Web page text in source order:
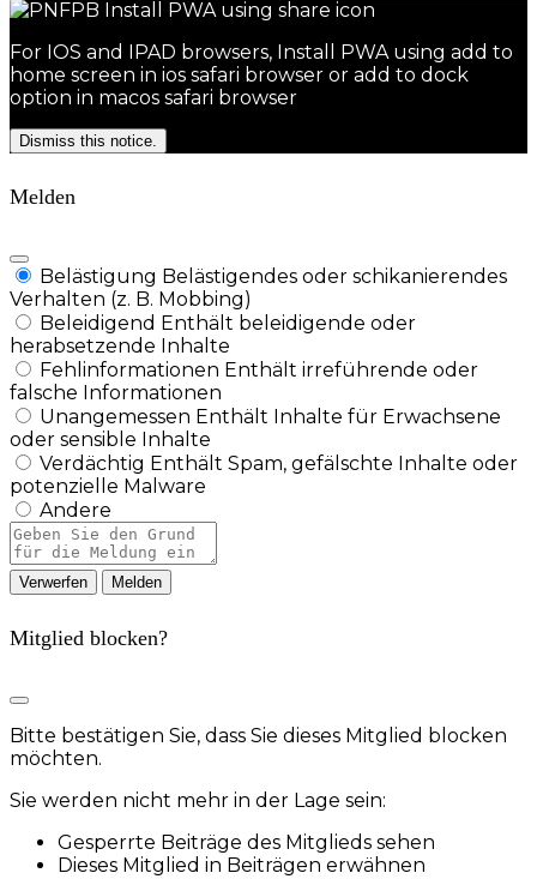
For IOS and IPAD browsers, Install PWA using add to
home screen in ios safari browser or add to dock
option in macos safari browser
Dismiss this notice.
Melden
Belästigung Belästigendes oder schikanierendes
Verhalten (z. B. Mobbing)
Beleidigend Enthält beleidigende oder
herabsetzende Inhalte
Fehlinformationen Enthält irreführende oder
falsche Informationen
Unangemessen Enthält Inhalte für Erwachsene
oder sensible Inhalte
Verdächtig Enthält Spam, gefälschte Inhalte oder
potenzielle Malware
Andere
Berichtsnotiz
Melden
Mitglied blocken?
Bitte bestätigen Sie, dass Sie dieses Mitglied blocken
möchten.
Sie werden nicht mehr in der Lage sein:
Gesperrte Beiträge des Mitglieds sehen
Dieses Mitglied in Beiträgen erwähnen